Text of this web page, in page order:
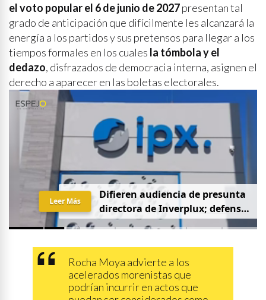
el voto popular el 6 de junio de 2027presentan tal
grado de anticipación que difícilmente les alcanzará la
energía a los partidos y sus pretensos para llegar a los
tiempos formales en los cuales la tómbola y el
dedazo, disfrazados de democracia interna, asignen el
derecho a aparecer en las boletas electorales.
Difieren audiencia de presunta
directora deInverplux; defensa
pidequeseaprivadaysin
Leer Más
Rocha Moya advierte a los
acelerados morenistas que
podrían incurrir en actos que